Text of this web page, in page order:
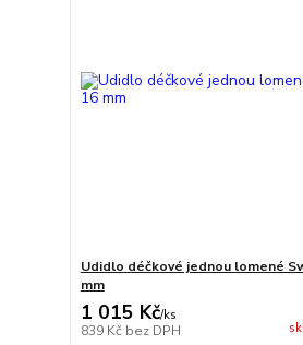
Udidlo déčkové jednou lomené
mm
1 015 Kč/ks
839 Kč bez DPH